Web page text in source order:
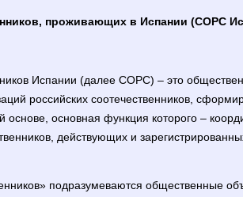
проживающих в Испании (СОРС
Испании (далее СОРС) – это
российских соотечественников,
основная функция которого –
действующих и
подразумеваются общественные